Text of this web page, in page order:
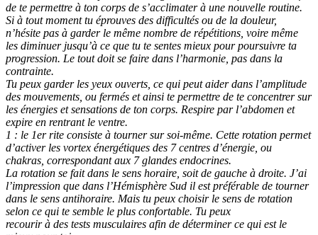
de te permettre à ton corps de s’acclimater à une nouvelle routine.
Si à tout moment tu éprouves des difficultés ou de la douleur,
n’hésite pas à garder le même nombre de répétitions, voire même
les diminuer jusqu’à ce que tu te sentes mieux pour poursuivre ta
progression. Le tout doit se faire dans l’harmonie, pas dans la
contrainte.
Tu peux garder les yeux ouverts, ce qui peut aider dans l’amplitude
des mouvements, ou fermés et ainsi te permettre de te concentrer sur
les énergies et sensations de ton corps. Respire par l’abdomen et
expire en rentrant le ventre.
1 : le 1er rite consiste à tourner sur soi-même. Cette rotation permet
d’activer les vortex énergétiques des 7 centres d’énergie, ou
chakras, correspondant aux 7 glandes endocrines.
La rotation se fait dans le sens horaire, soit de gauche à droite. J’ai
l’impression que dans l’Hémisphère Sud il est préférable de tourner
dans le sens antihoraire. Mais tu peux choisir le sens de rotation
selon ce qui te semble le plus confortable. Tu peux
recourir à des tests musculaires afin de déterminer ce qui est le